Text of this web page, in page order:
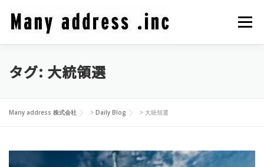
ン
メニュ
COMPANY PROFILE
PRIVACY POLICY
タグ: 大統領選
Many address 株式会社 > Daily Blog > 大統領選